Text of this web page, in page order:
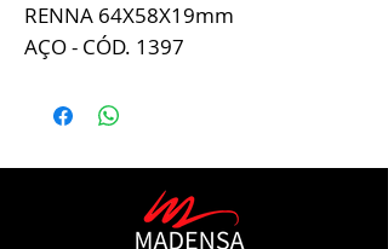
RENNA 64X58X19mm
AÇO - CÓD. 1397